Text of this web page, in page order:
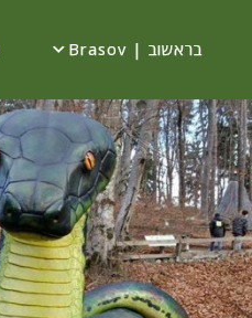
בראשוב | Brasov